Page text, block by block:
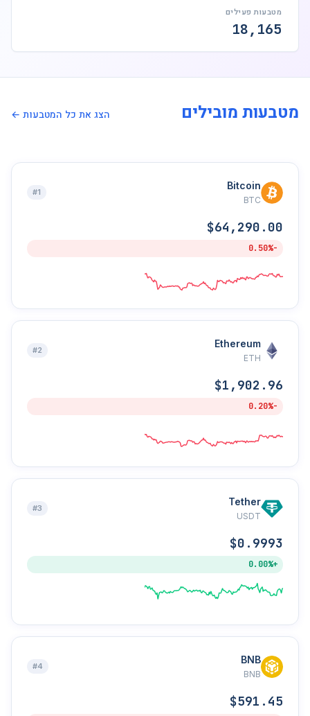
מטבעות פעילים
18,165
מטבעות מובילים הצג את כל המטבעות ←
Bitcoin
BTC
#1
$64,290.00
-0.50%
Ethereum
ETH
#2
$1,902.96
-0.20%
Tether
USDT
#3
$0.9993
+0.00%
BNB
BNB
#4
$591.45